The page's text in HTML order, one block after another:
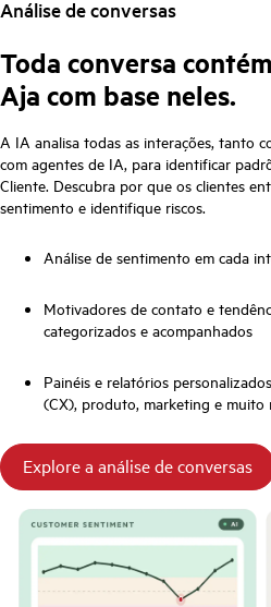
Análise de conversas
Toda conversa
Aja com base neles.
A IA analisa todas as interações, tanto
com agentes de IA, para identificar
Cliente. Descubra por que os clientes
sentimento e identifique riscos.
Análise de sentimento em cada
Motivadores de contato e
categorizados e acompanhados
Painéis e relatórios
(CX), produto, marketing e muito
Explore a análise de conversas